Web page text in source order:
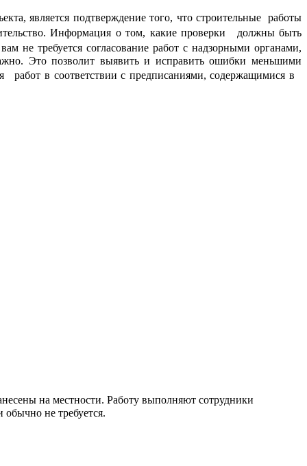
является подтверждение того, что строительные работы
Информация о том, какие проверки должны быть
не требуется согласование работ с надзорными органами,
Это позволит выявить и исправить ошибки меньшими
работ в соответствии с предписаниями, содержащимися в
на местности. Работу выполняют сотрудники
обычно не требуется.